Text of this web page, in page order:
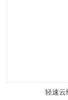
轻速云